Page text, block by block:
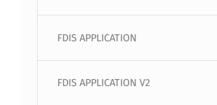
FDIS APPLICATION
FDIS APPLICATION V2